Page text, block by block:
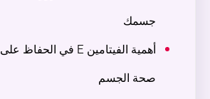
جسمك
أهمية الفيتامين E في الحفاظ على
صحة الجسم